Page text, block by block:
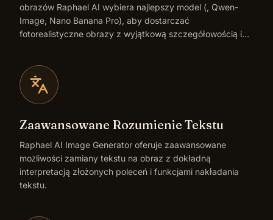
obrazów Raphael AI wybiera najlepszy model (, Qwen-
Image, Nano Banana Pro), aby dostarczać
fotorealistyczne obrazy z wyjątkową szczegółowością i
Zaawansowane Rozumienie Tekstu
Raphael AI Image Generator oferuje zaawansowane
możliwości zamiany tekstu na obraz z dokładną
interpretacją złożonych poleceń i funkcjami nakładania
tekstu.